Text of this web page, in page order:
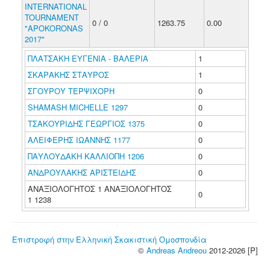
INTERNATIONAL
TOURNAMENT
"APOKORONAS
2017"
0 / 0 1263.75 0.00
ΠΛΑΤΣΑΚΗ ΕΥΓΕΝΙΑ - ΒΑΛΕΡΙΑ
1
ΣΚΑΡΑΚΗΣ ΣΤΑΥΡΟΣ
1
ΣΓΟΥΡΟΥ ΤΕΡΨΙΧΟΡΗ
0
SHAMASH MICHELLE 1297
0
ΤΣΑΚΟΥΡΙΔΗΣ ΓΕΩΡΓΙΟΣ 1375
0
ΑΛΕΙΦΕΡΗΣ ΙΩΑΝΝΗΣ 1177
0
ΠΑΥΛΟΥΔΑΚΗ ΚΑΛΛΙΟΠΗ 1206
0
ΑΝΔΡΟΥΛΑΚΗΣ ΑΡΙΣΤΕΙΔΗΣ
0
ΑΝΑΞΙΟΛΟΓΗΤΟΣ 1 ΑΝΑΞΙΟΛΟΓΗΤΟΣ
1 1238
0
Επιστροφή στην Ελληνική Σκακιστική Ομοσπονδία
© Andreas Andreou 2012-2026 [P]